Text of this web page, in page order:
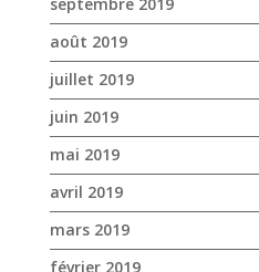
avril 2019
mars 2019
février 2019
janvier 2019
décembre 2018
novembre 2018
octobre 2018